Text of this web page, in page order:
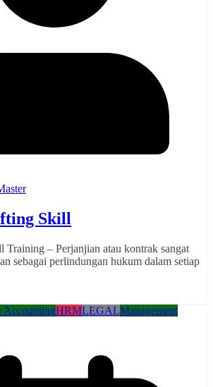
Skill
– Perjanjian atau kontrak sangat
sebagai perlindungan hukum dalam setiap
AccountingHRMLEGALManagement